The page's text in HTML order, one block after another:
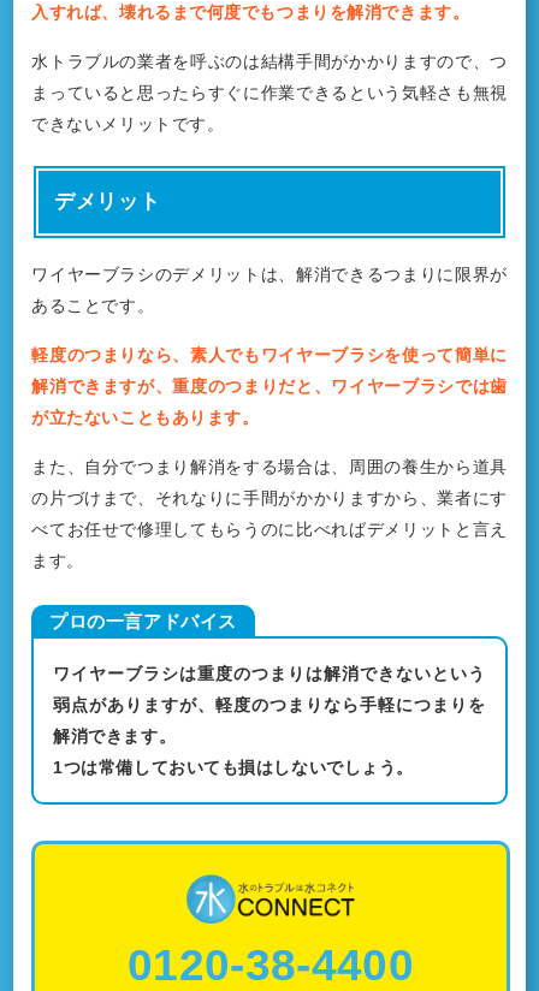
入すれば、壊れるまで何度でもつまりを解消できます。
水トラブルの業者を呼ぶのは結構手間がかかりますので、つ
まっていると思ったらすぐに作業できるという気軽さも無視
できないメリットです。
デメリット
ワイヤーブラシのデメリットは、解消できるつまりに限界が
あることです。
軽度のつまりなら、素人でもワイヤーブラシを使って簡単に
解消できますが、重度のつまりだと、ワイヤーブラシでは歯
が立たないこともあります。
また、自分でつまり解消をする場合は、周囲の養生から道具
の片づけまで、それなりに手間がかかりますから、業者にす
べてお任せで修理してもらうのに比べればデメリットと言え
ます。
ワイヤーブラシは重度のつまりは解消できないという
弱点がありますが、軽度のつまりなら手軽につまりを
解消できます。
1つは常備しておいても損はしないでしょう。
0120-38-4400